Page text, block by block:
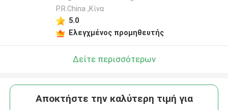
P.R.China ,Κίνα
5.0
Ελεγχμένος προμηθευτής
Δείτε περισσότερων
Αποκτήστε την καλύτερη τιμή για